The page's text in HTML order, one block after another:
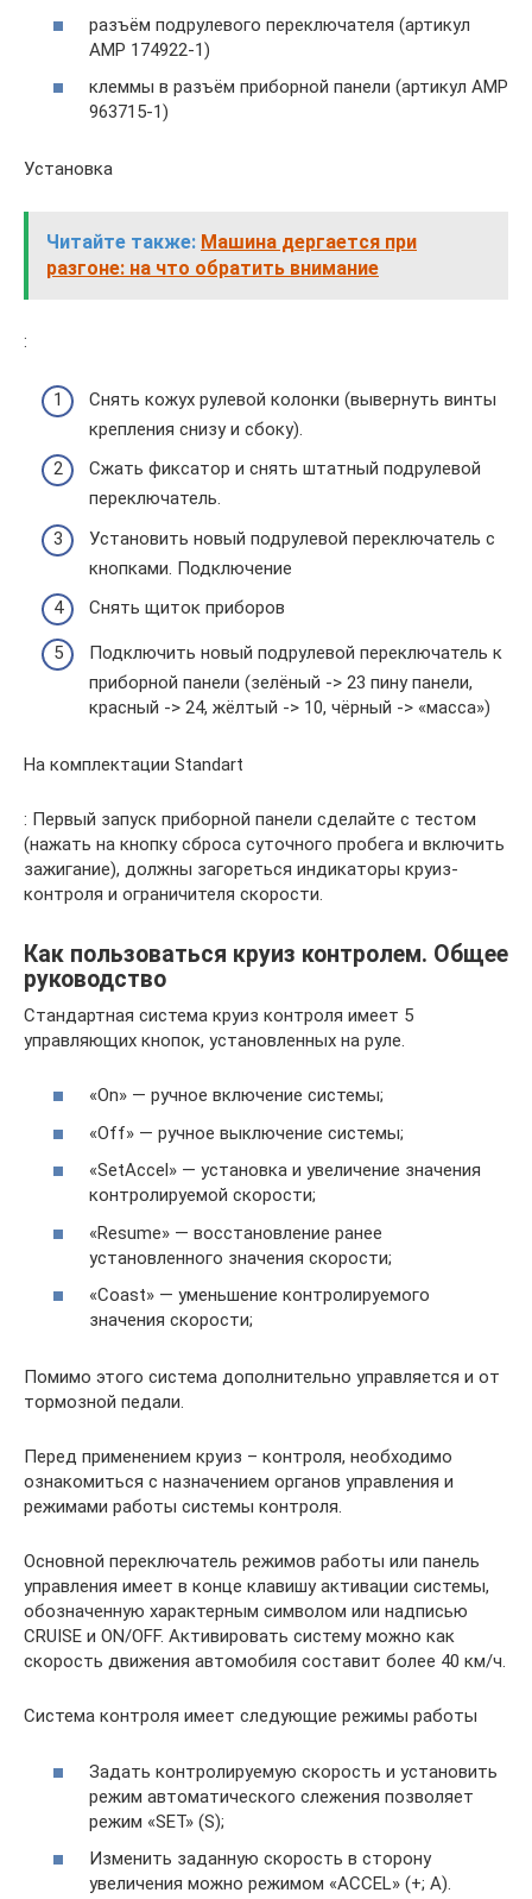
разъём подрулевого переключателя (артикул
AMP 174922-1)
клеммы в разъём приборной панели (артикул АМР
963715-1)
Установка
Читайте также: Машина дергается при
разгоне: на что обратить внимание
:
Снять кожух рулевой колонки (вывернуть винты
крепления снизу и сбоку).
Сжать фиксатор и снять штатный подрулевой
переключатель.
Установить новый подрулевой переключатель с
кнопками. Подключение
Снять щиток приборов
Подключить новый подрулевой переключатель к
приборной панели (зелёный -> 23 пину панели,
красный -> 24, жёлтый -> 10, чёрный -> «масса»)
На комплектации Standart
: Первый запуск приборной панели сделайте с тестом
(нажать на кнопку сброса суточного пробега и включить
зажигание), должны загореться индикаторы круиз-
контроля и ограничителя скорости.
Как пользоваться круиз контролем. Общее
руководство
Стандартная система круиз контроля имеет 5
управляющих кнопок, установленных на руле.
«On» — ручное включение системы;
«Off» — ручное выключение системы;
«SetAccel» — установка и увеличение значения
контролируемой скорости;
«Resume» — восстановление ранее
установленного значения скорости;
«Coast» — уменьшение контролируемого
значения скорости;
Помимо этого система дополнительно управляется и от
тормозной педали.
Перед применением круиз – контроля, необходимо
ознакомиться с назначением органов управления и
режимами работы системы контроля.
Основной переключатель режимов работы или панель
управления имеет в конце клавишу активации системы,
обозначенную характерным символом или надписью
CRUISE и ON/OFF. Активировать систему можно как
скорость движения автомобиля составит более 40 км/ч.
Система контроля имеет следующие режимы работы
Задать контролируемую скорость и установить
режим автоматического слежения позволяет
режим «SET» (S);
Изменить заданную скорость в сторону
увеличения можно режимом «ACCEL» (+; А).